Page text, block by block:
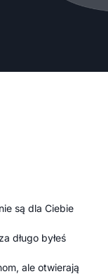
są dla Ciebie
długo byłeś
ale otwierają